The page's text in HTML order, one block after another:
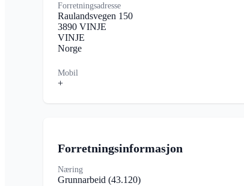
Forretningsadresse
Raulandsvegen 150
3890 VINJE
VINJE
Norge
Mobil
+
Forretningsinformasjon
Næring
Grunnarbeid (43.120)